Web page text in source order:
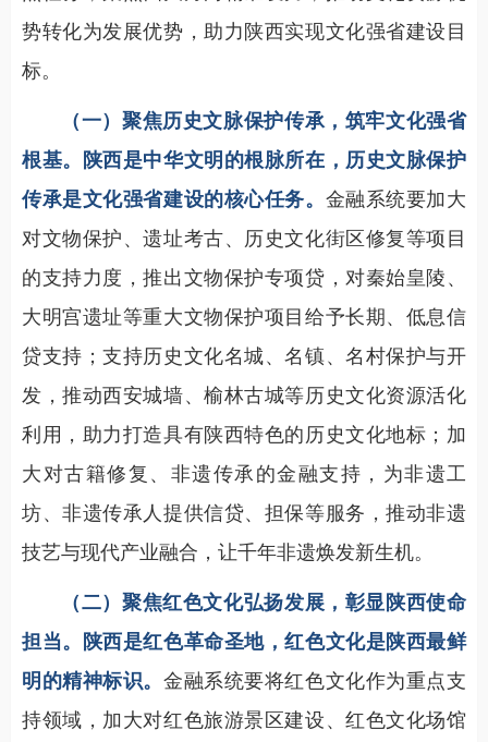
势转化为发展优势，助力陕西实现文化强省建设目
标。
（一）聚焦历史文脉保护传承，筑牢文化强省
根基。陕西是中华文明的根脉所在，历史文脉保护
传承是文化强省建设的核心任务。 金融系统要加大
对文物保护、遗址考古、历史文化街区修复等项目
的支持力度，推出文物保护专项贷，对秦始皇陵、
大明宫遗址等重大文物保护项目给予长期、低息信
贷支持；支持历史文化名城、名镇、名村保护与开
发，推动西安城墙、榆林古城等历史文化资源活化
利用，助力打造具有陕西特色的历史文化地标；加
大对古籍修复、非遗传承的金融支持，为非遗工
坊、非遗传承人提供信贷、担保等服务，推动非遗
技艺与现代产业融合，让千年非遗焕发新生机。
（二）聚焦红色文化弘扬发展，彰显陕西使命
担当。
陕西是红色革命圣地，红色文化是陕西最鲜
明的精神标识。 金融系统要将红色文化作为重点支
持领域，加大对红色旅游景区建设、红色文化场馆